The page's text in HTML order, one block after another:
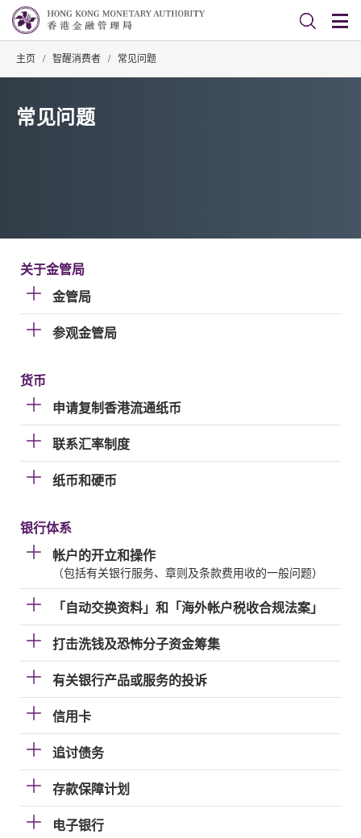
主页 / 智醒消费者 / 常见问题
常见问题
关于金管局
金管局
参观金管局
货币
申请复制香港流通纸币
联系汇率制度
纸币和硬币
银行体系
帐户的开立和操作
（包括有关银行服务、章则及条款费用收的一般问题）
「自动交换资料」和「海外帐户税收合规法案」
打击洗钱及恐怖分子资金筹集
有关银行产品或服务的投诉
信用卡
追讨债务
存款保障计划
电子银行